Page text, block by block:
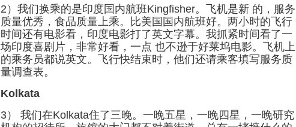
2）我们换乘的是印度国内航班Kingfisher。飞机是新 的，服务
质量优秀，食品质量上乘。比美国国内航班好。两小时的飞行
时间还有电影看，印度电影打了英文字幕。我抓紧时间看了一
场印度喜剧片，非常好看，一点 也不逊于好莱坞电影。飞机上
的乘务员都说英文。飞行快结束时，他们还请乘客填写服务质
量调查表。
Kolkata
3） 我们在Kolkata住了三晚。一晚五星，一晚四星，一晚研究